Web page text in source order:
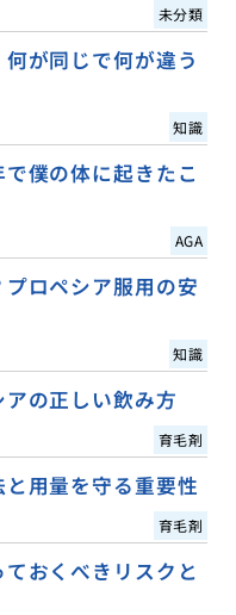
未分類
が同じで何が違う
知識
僕の体に起きたこ
AGA
ロペシア服用の安
知識
の正しい飲み方
育毛剤
用量を守る重要性
育毛剤
おくべきリスクと